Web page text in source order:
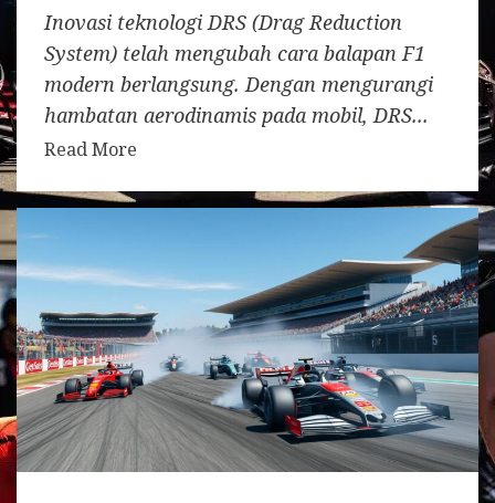
Inovasi teknologi DRS (Drag Reduction
System) telah mengubah cara balapan F1
modern berlangsung. Dengan mengurangi
hambatan aerodinamis pada mobil, DRS...
Read More